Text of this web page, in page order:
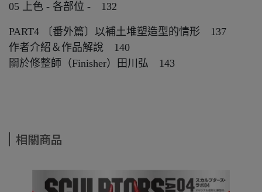
05 上色 - 各部位 - 132
PART4 〔番外篇〕以補土堆塑造型的情形 137
作者介紹＆作品解說 140
關於修整師（Finisher）田川弘 143
相關商品